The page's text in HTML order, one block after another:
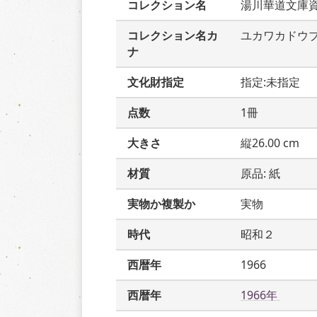
コレクション名
湯川華道文庫
コレクション名カ
ナ
ユカワカドウ
文化財指定
指定:未指定
点数
1冊
大きさ
縦26.00 cm
材質
原品: 紙
実物か複製か
実物
時代
昭和２
西暦年
1966
西暦年
1966年